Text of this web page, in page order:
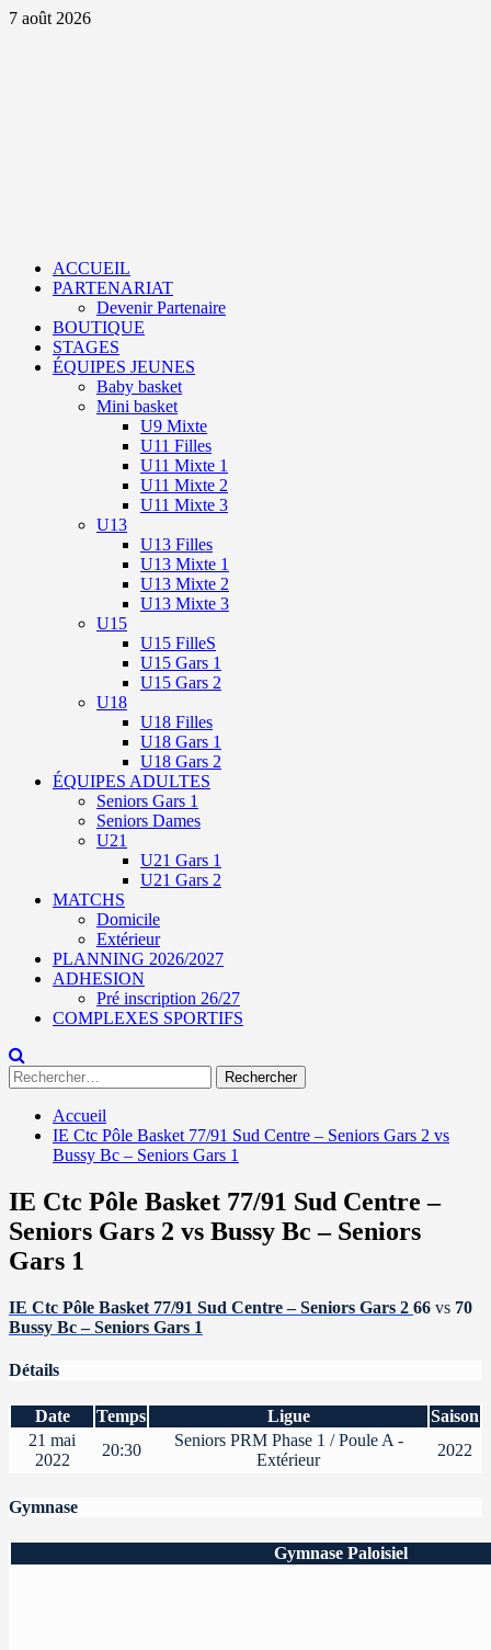
Aller
7 août 2026
ACCUEIL
PARTENARIAT
Devenir Partenaire
BOUTIQUE
STAGES
ÉQUIPES JEUNES
Baby basket
Mini basket
U9 Mixte
U11 Filles
U11 Mixte 1
U11 Mixte 2
U11 Mixte 3
U13
U13 Filles
U13 Mixte 1
U13 Mixte 2
U13 Mixte 3
U15
U15 FilleS
U15 Gars 1
U15 Gars 2
U18
U18 Filles
U18 Gars 1
U18 Gars 2
ÉQUIPES ADULTES
Seniors Gars 1
Seniors Dames
U21
U21 Gars 1
U21 Gars 2
MATCHS
Domicile
Extérieur
PLANNING 2026/2027
ADHESION
Pré inscription 26/27
COMPLEXES SPORTIFS
Rechercher :
Accueil
IE Ctc Pôle Basket 77/91 Sud Centre – Seniors Gars 2 vs
Bussy Bc – Seniors Gars 1
IE Ctc Pôle Basket 77/91 Sud Centre –
Seniors Gars 2 vs Bussy Bc – Seniors
Gars 1
IE Ctc Pôle Basket 77/91 Sud Centre – Seniors Gars 2 66 vs 70
Bussy Bc – Seniors Gars 1
Détails
Date Temps Ligue
Saison
21 mai
2022
20:30
Seniors PRM Phase 1 / Poule A -
Extérieur
2022
Gymnase
Gymnase Paloisiel